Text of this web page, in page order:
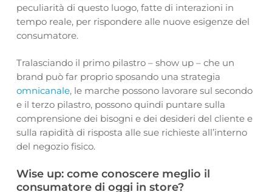
peculiarità di questo luogo, fatte di interazioni in
tempo reale, per rispondere alle nuove esigenze del
consumatore.
Tralasciando il primo pilastro – show up – che un
brand può far proprio sposando una strategia
omnicanale, le marche possono lavorare sul secondo
e il terzo pilastro, possono quindi puntare sulla
comprensione dei bisogni e dei desideri del cliente e
sulla rapidità di risposta alle sue richieste all’interno
del negozio fisico.
Wise up: come conoscere meglio il
consumatore di oggi in store?